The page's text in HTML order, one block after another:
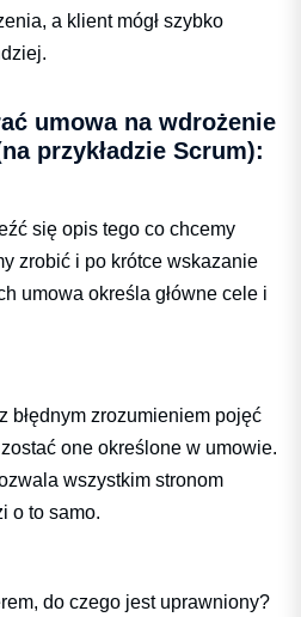
a klient mógł szybko
umowa na wdrożenie
przykładzie Scrum):
się opis tego co chcemy
zrobić i po krótce wskazanie
umowa określa główne cele i
błędnym zrozumieniem pojęć
one określone w umowie.
wszystkim stronom
o to samo.
do czego jest uprawniony?